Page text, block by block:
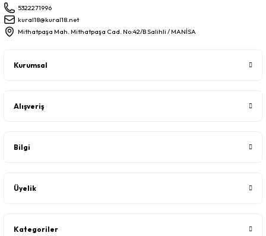
5322271996
kural18@kural18.net
Mithatpaşa Mah. Mithatpaşa Cad. No:42/B Salihli / MANİSA
Kurumsal
Alışveriş
Bilgi
Üyelik
Kategoriler